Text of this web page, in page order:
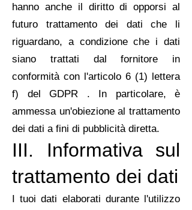
hanno anche il diritto di opporsi al
futuro trattamento dei dati che li
riguardano, a condizione che i dati
siano trattati dal fornitore in
conformità con l'articolo 6 (1) lettera
f) del GDPR . In particolare, è
ammessa un'obiezione al trattamento
dei dati a fini di pubblicità diretta.
III. Informativa sul
trattamento dei dati
I tuoi dati elaborati durante l'utilizzo